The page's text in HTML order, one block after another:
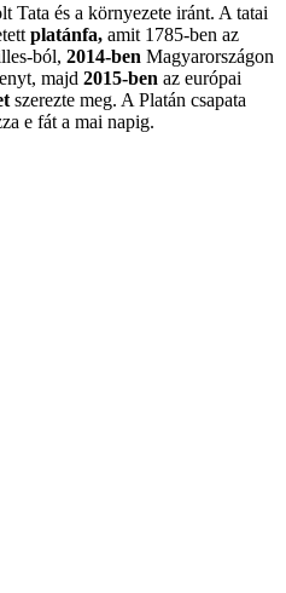
Tata és a környezete iránt. A tatai
platánfa, amit 1785-ben az
ból, 2014-ben Magyarországon
majd 2015-ben az európai
szerezte meg. A Platán csapata
e fát a mai napig.